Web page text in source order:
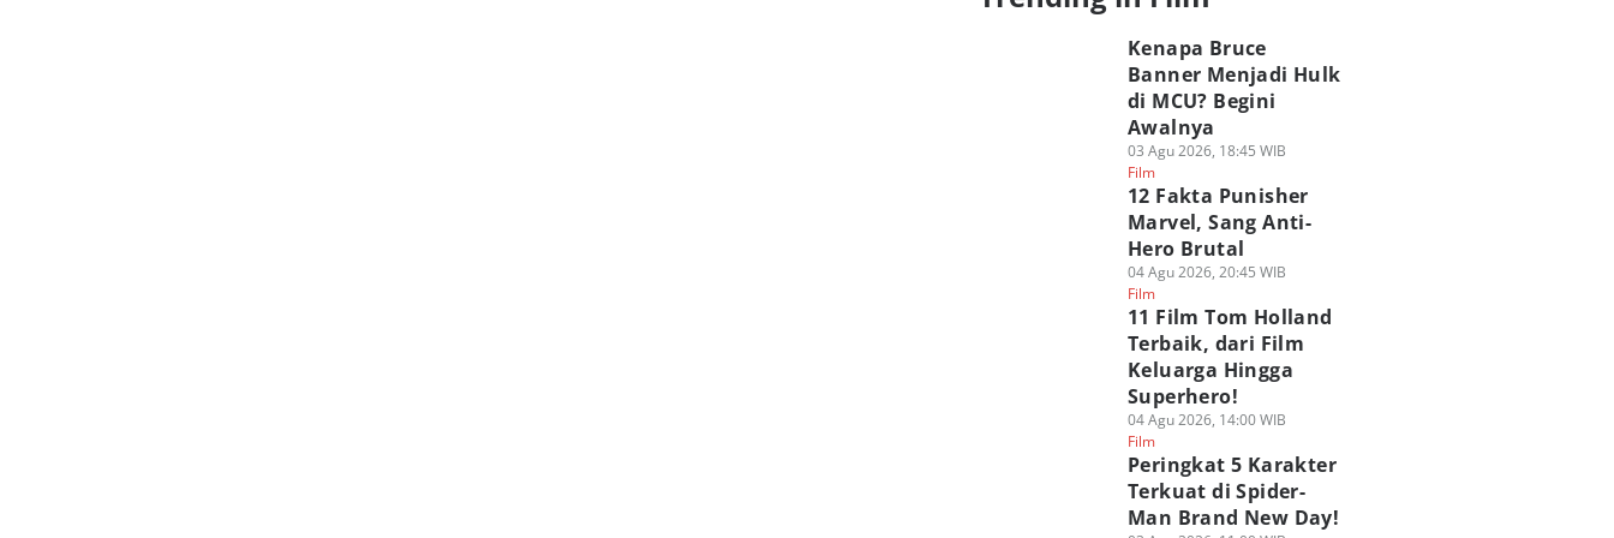
Kenapa Bruce
Banner Menjadi Hulk
di MCU? Begini
Awalnya
03 Agu 2026, 18:45 WIB
Film
12 Fakta Punisher
Marvel, Sang Anti-
Hero Brutal
04 Agu 2026, 20:45 WIB
Film
11 Film Tom Holland
Terbaik, dari Film
Keluarga Hingga
Superhero!
04 Agu 2026, 14:00 WIB
Film
Peringkat 5 Karakter
Terkuat di Spider-
Man Brand New Day!